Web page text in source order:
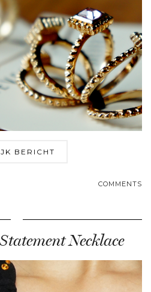
BERICHT
COMMENTS
Necklace